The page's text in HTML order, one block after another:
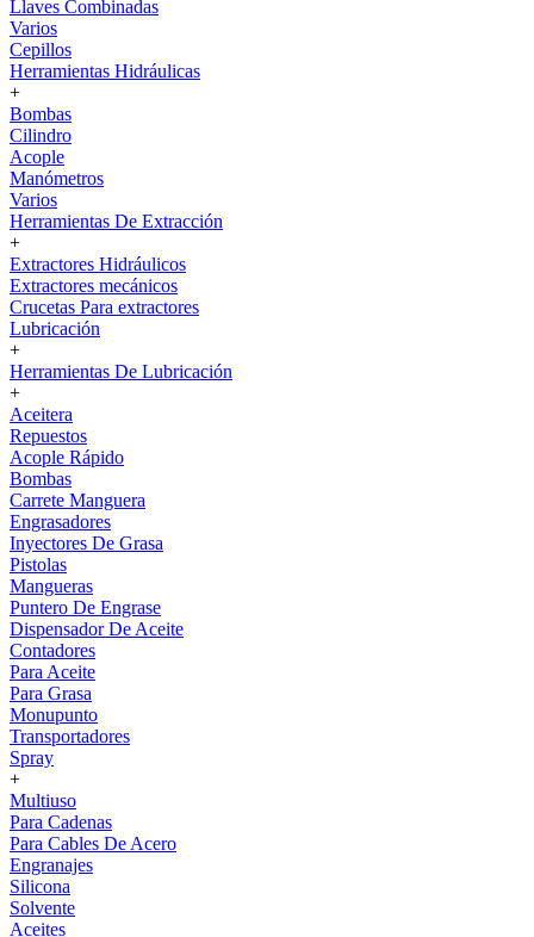
Llaves Combinadas
Varios
Cepillos
Herramientas Hidráulicas
+
Bombas
Cilindro
Acople
Manómetros
Varios
Herramientas De Extracción
+
Extractores Hidráulicos
Extractores mecánicos
Crucetas Para extractores
Lubricación
+
Herramientas De Lubricación
+
Aceitera
Repuestos
Acople Rápido
Bombas
Carrete Manguera
Engrasadores
Inyectores De Grasa
Pistolas
Mangueras
Puntero De Engrase
Dispensador De Aceite
Contadores
Para Aceite
Para Grasa
Monupunto
Transportadores
Spray
+
Multiuso
Para Cadenas
Para Cables De Acero
Engranajes
Silicona
Solvente
Aceites